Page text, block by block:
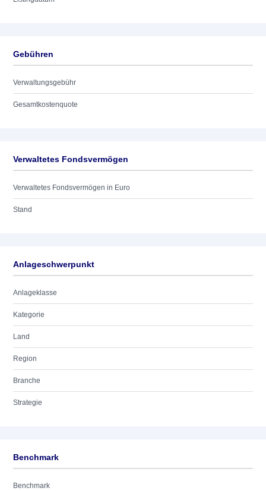
Gebühren
Verwaltungsgebühr
Gesamtkostenquote
Verwaltetes Fondsvermögen
Verwaltetes Fondsvermögen in Euro
Stand
Anlageschwerpunkt
Anlageklasse
Kategorie
Land
Region
Branche
Strategie
Benchmark
Benchmark